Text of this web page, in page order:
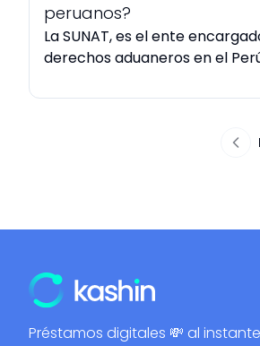
peruanos?
La SUNAT, es el ente
derechos aduaneros en el
Préstamos digitales 💸 al instante